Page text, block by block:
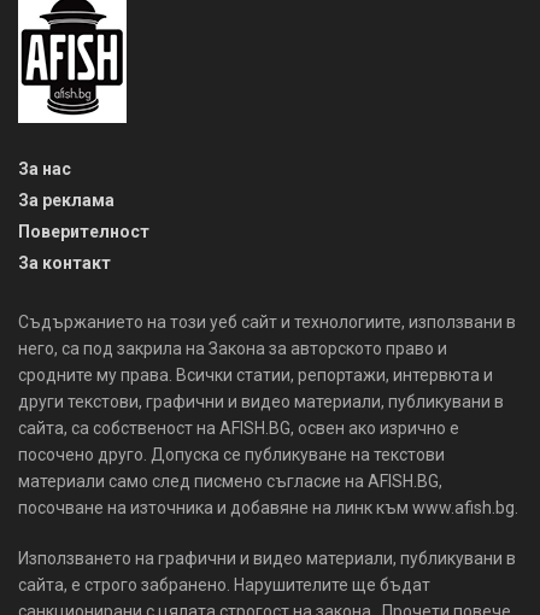
За нас
За реклама
Поверителност
За контакт
Съдържанието на този уеб сайт и технологиите, използвани в
него, са под закрила на Закона за авторското право и
сродните му права. Всички статии, репортажи, интервюта и
други текстови, графични и видео материали, публикувани в
сайта, са собственост на AFISH.BG, освен ако изрично е
посочено друго. Допуска се публикуване на текстови
материали само след писмено съгласие на AFISH.BG,
посочване на източника и добавяне на линк към www.afish.bg.
Използването на графични и видео материали, публикувани в
сайта, е строго забранено. Нарушителите ще бъдат